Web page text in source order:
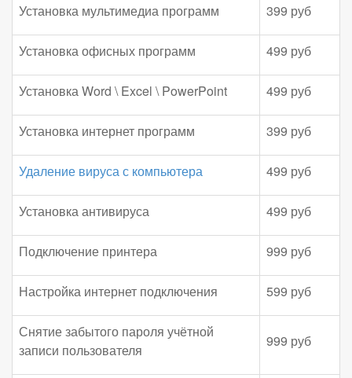
Установка мультимедиа программ 399 руб
Установка офисных программ 499 руб
Установка Word \ Excel \ PowerPoint 499 руб
Установка интернет программ 399 руб
Удаление вируса с компьютера 499 руб
Установка антивируса 499 руб
Подключение принтера 999 руб
Настройка интернет подключения 599 руб
Снятие забытого пароля учётной
записи пользователя
999 руб